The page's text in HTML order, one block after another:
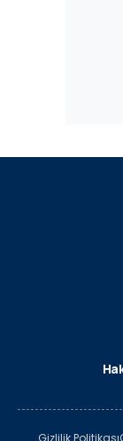
Gizlilik Politikası